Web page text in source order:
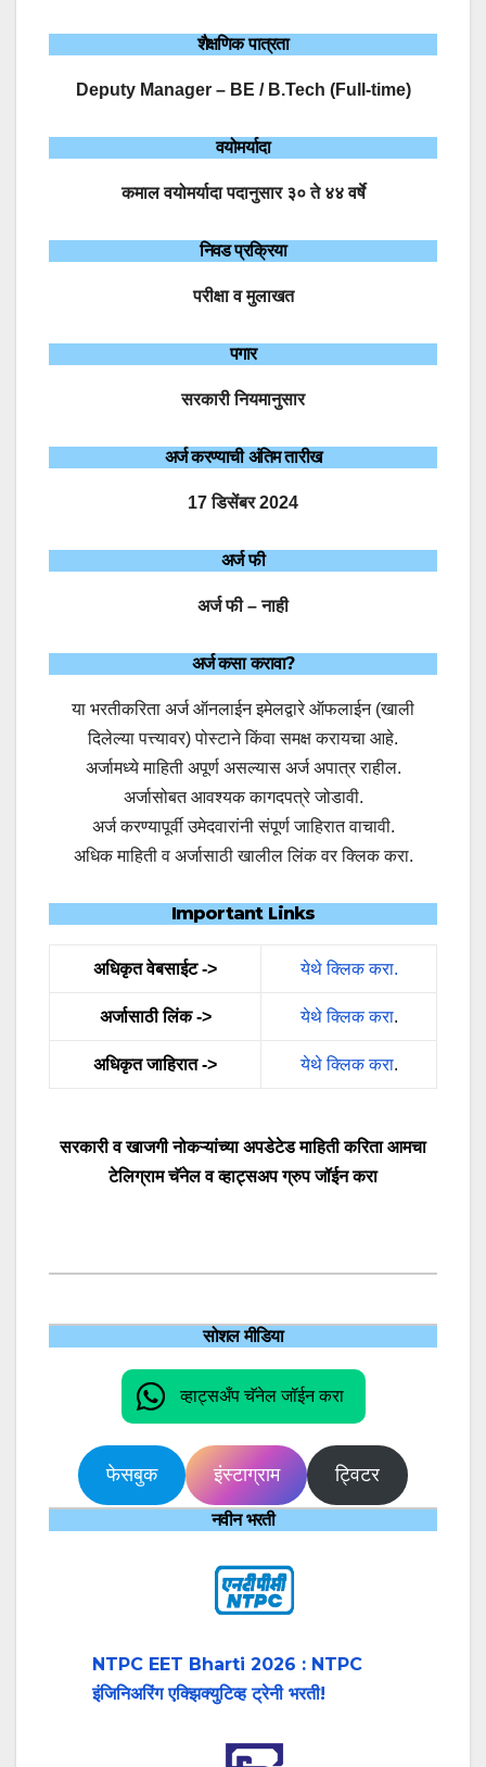
शैक्षणिक पात्रता
Deputy Manager – BE / B.Tech (Full-time)
वयोमर्यादा
कमाल वयोमर्यादा पदानुसार ३० ते ४४ वर्षे
निवड प्रक्रिया
परीक्षा व मुलाखत
पगार
सरकारी नियमानुसार
अर्ज करण्याची अंतिम तारीख
17 डिसेंबर 2024
अर्ज फी
अर्ज फी – नाही
अर्ज कसा करावा?
या भरतीकरिता अर्ज ऑनलाईन इमेलद्वारे ऑफलाईन (खाली
दिलेल्या पत्त्यावर) पोस्टाने किंवा समक्ष करायचा आहे.
अर्जामध्ये माहिती अपूर्ण असल्यास अर्ज अपात्र राहील.
अर्जासोबत आवश्यक कागदपत्रे जोडावी.
अर्ज करण्यापूर्वी उमेदवारांनी संपूर्ण जाहिरात वाचावी.
अधिक माहिती व अर्जासाठी खालील लिंक वर क्लिक करा.
Important Links
अधिकृत वेबसाईट -> येथे क्लिक करा.
अर्जासाठी लिंक -> येथे क्लिक करा.
अधिकृत जाहिरात -> येथे क्लिक करा.
सरकारी व खाजगी नोकऱ्यांच्या अपडेटेड माहिती करिता आमचा
टेलिग्राम चॅनेल व व्हाट्सअप ग्रुप जॉईन करा
सोशल मीडिया
व्हाट्सअँप चॅनेल जॉईन करा
फेसबुक इंस्टाग्राम ट्विटर
नवीन भरती
NTPC EET Bharti 2026 : NTPC
इंजिनिअरिंग एक्झिक्युटिव्ह ट्रेनी भरती!